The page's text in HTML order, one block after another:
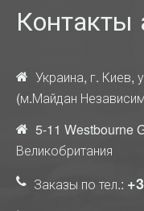
Контакты
Украина, г. Киев,
(м.Майдан
5-11 Westbourne
Великобритания
Заказы по тел.: